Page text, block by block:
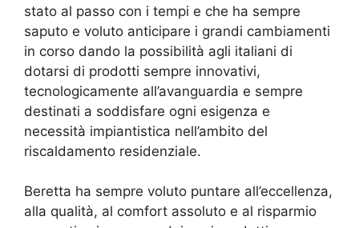
stato al passo con i tempi e che ha sempre
saputo e voluto anticipare i grandi cambiamenti
in corso dando la possibilità agli italiani di
dotarsi di prodotti sempre innovativi,
tecnologicamente all’avanguardia e sempre
destinati a soddisfare ogni esigenza e
necessità impiantistica nell’ambito del
riscaldamento residenziale.
Beretta ha sempre voluto puntare all’eccellenza,
alla qualità, al comfort assoluto e al risparmio